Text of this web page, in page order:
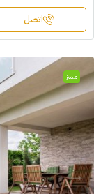
اتصل
مميز